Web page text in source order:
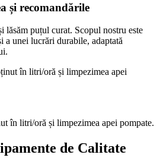
și recomandările
lăsăm puțul curat. Scopul nostru este
a unei lucrări durabile, adaptată
în litri/oră și limpezimea apei pompate.
de Calitate